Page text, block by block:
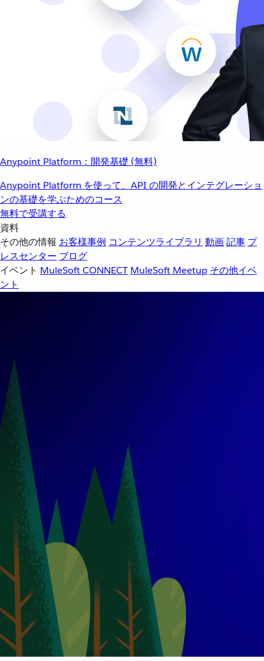
Anypoint Platform：開発基礎 (無料)
Anypoint Platform を使って、API の開発とインテグレーショ
ンの基礎を学ぶためのコース
無料で受講する
資料
その他の情報 お客様事例 コンテンツライブラリ 動画記事 プ
レスセンター ブログ
イベント MuleSoft CONNECT MuleSoft Meetup その他イベ
ント